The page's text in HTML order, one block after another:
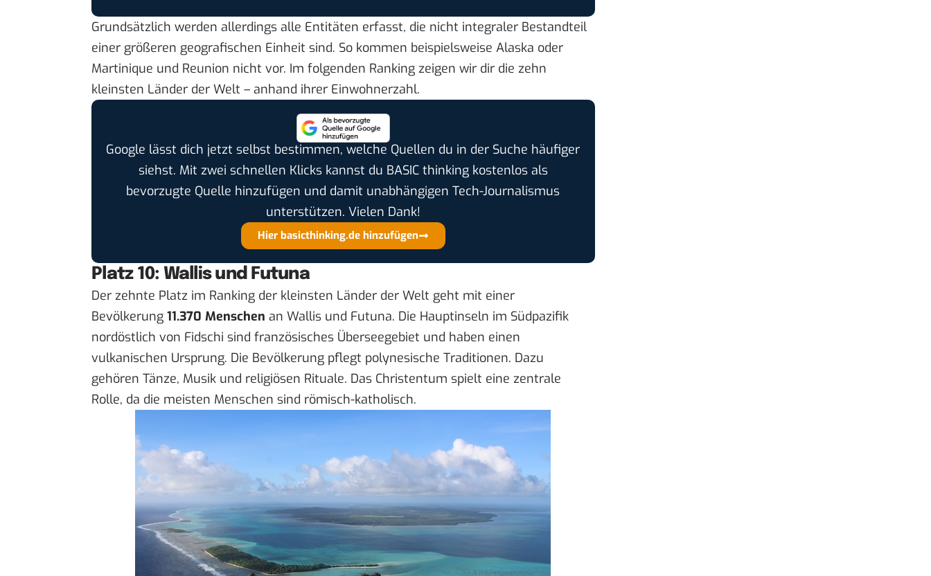
Grundsätzlich werden allerdings alle Entitäten erfasst, die nicht integraler Bestandteil
einer größeren geografischen Einheit sind. So kommen beispielsweise Alaska oder
Martinique und Reunion nicht vor. Im folgenden Ranking zeigen wir dir die zehn
kleinsten Länder der Welt – anhand ihrer Einwohnerzahl.
Google lässt dich jetzt selbst bestimmen, welche Quellen du in der Suche häufiger
siehst. Mit zwei schnellen Klicks kannst du BASIC thinking kostenlos als
bevorzugte Quelle hinzufügen und damit unabhängigen Tech-Journalismus
unterstützen. Vielen Dank!
Hier basicthinking.de hinzufügen
Platz 10: Wallis und Futuna
Der zehnte Platz im Ranking der kleinsten Länder der Welt geht mit einer
Bevölkerung 11.370 Menschen an Wallis und Futuna. Die Hauptinseln im Südpazifik
nordöstlich von Fidschi sind französisches Überseegebiet und haben einen
vulkanischen Ursprung. Die Bevölkerung pflegt polynesische Traditionen. Dazu
gehören Tänze, Musik und religiösen Rituale. Das Christentum spielt eine zentrale
Rolle, da die meisten Menschen sind römisch-katholisch.